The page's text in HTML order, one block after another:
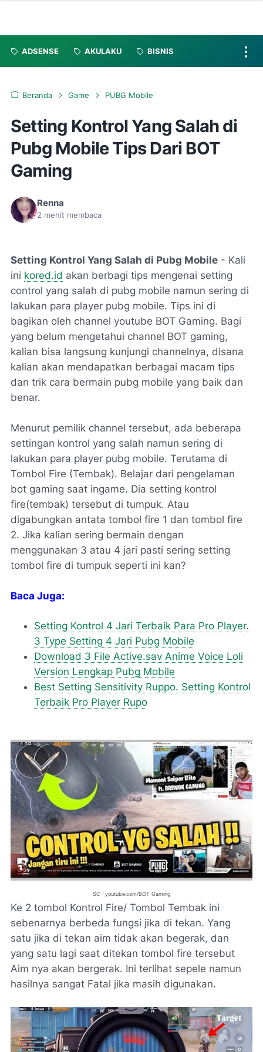
ADSENSE AKULAKU BISNIS
Beranda Game PUBG Mobile
Setting Kontrol Yang Salah di
Pubg Mobile Tips Dari BOT
Gaming
Renna
2 menit membaca
Setting Kontrol Yang Salah di Pubg Mobile - Kali
ini kored.id akan berbagi tips mengenai setting
control yang salah di pubg mobile namun sering di
lakukan para player pubg mobile. Tips ini di
bagikan oleh channel youtube BOT Gaming. Bagi
yang belum mengetahui channel BOT gaming,
kalian bisa langsung kunjungi channelnya, disana
kalian akan mendapatkan berbagai macam tips
dan trik cara bermain pubg mobile yang baik dan
benar.
Menurut pemilik channel tersebut, ada beberapa
settingan kontrol yang salah namun sering di
lakukan para player pubg mobile. Terutama di
Tombol Fire (Tembak). Belajar dari pengelaman
bot gaming saat ingame. Dia setting kontrol
fire(tembak) tersebut di tumpuk. Atau
digabungkan antata tombol fire 1 dan tombol fire
2. Jika kalian sering bermain dengan
menggunakan 3 atau 4 jari pasti sering setting
tombol fire di tumpuk seperti ini kan?
Baca Juga:
Setting Kontrol 4 Jari Terbaik Para Pro Player.
3 Type Setting 4 Jari Pubg Mobile
Download 3 File Active.sav Anime Voice Loli
Version Lengkap Pubg Mobile
Best Setting Sensitivity Ruppo. Setting Kontrol
Terbaik Pro Player Rupo
SC : youtube.com/BOT Gaming
Ke 2 tombol Kontrol Fire/ Tombol Tembak ini
sebenarnya berbeda fungsi jika di tekan. Yang
satu jika di tekan aim tidak akan begerak, dan
yang satu lagi saat ditekan tombol fire tersebut
Aim nya akan bergerak. Ini terlihat sepele namun
hasilnya sangat Fatal jika masih digunakan.